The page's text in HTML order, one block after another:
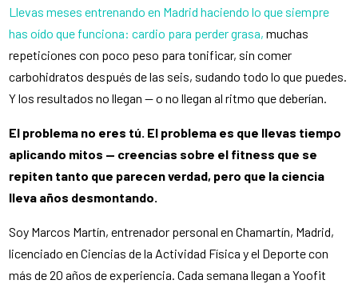
Llevas meses entrenando en Madrid haciendo lo que siempre
has oído que funciona: cardio para perder grasa, muchas
repeticiones con poco peso para tonificar, sin comer
carbohidratos después de las seis, sudando todo lo que puedes.
Y los resultados no llegan — o no llegan al ritmo que deberían.
El problema no eres tú. El problema es que llevas tiempo
aplicando mitos — creencias sobre el fitness que se
repiten tanto que parecen verdad, pero que la ciencia
lleva años desmontando.
Soy Marcos Martín, entrenador personal en Chamartín, Madrid,
licenciado en Ciencias de la Actividad Física y el Deporte con
más de 20 años de experiencia. Cada semana llegan a Yoofit